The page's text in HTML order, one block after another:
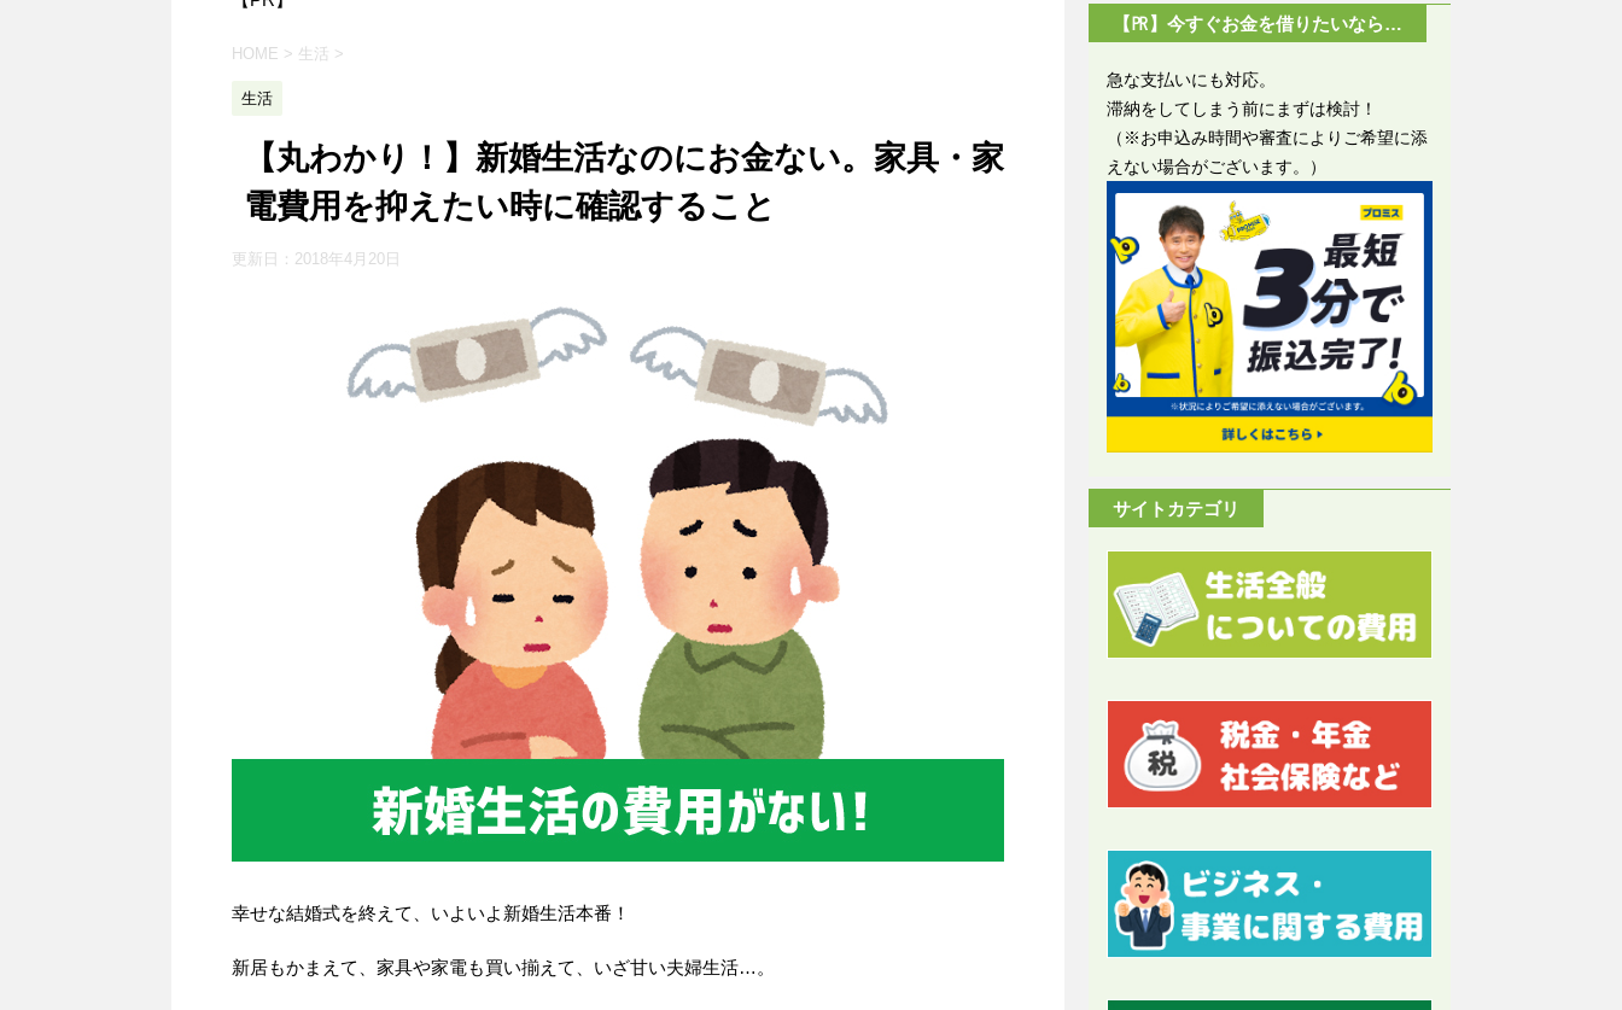
HOME > 生活 >
生活
【丸わかり！】新婚生活なのにお金ない。家具・家
電費用を抑えたい時に確認すること
更新日： 2018年4月20日
幸せな結婚式を終えて、いよいよ新婚生活本番！
新居もかまえて、家具や家電も買い揃えて、いざ甘い夫婦生活…。
【㏚】今すぐお金を借りたいなら…
急な支払いにも対応。
滞納をしてしまう前にまずは検討！
（※お申込み時間や審査によりご希望に添
えない場合がございます。）
サイトカテゴリ